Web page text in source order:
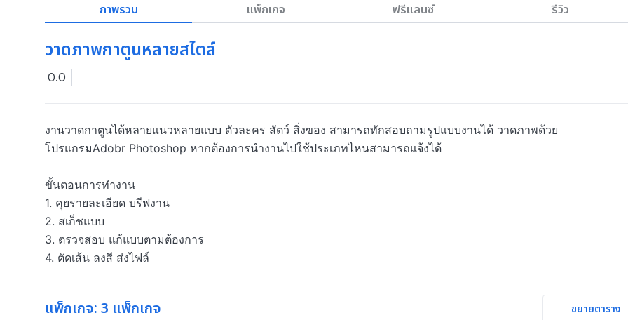
ภาพรวม แพ็กเกจ ฟรีแลนซ์ รีวิว
วาดภาพกาตูนหลายสไตล์
0.0
งานวาดกาตูนได้หลายแนวหลายแบบ ตัวละคร สัตว์ สิ่งของ สามารถทักสอบถามรูปแบบงานได้ วาดภาพด้วย
โปรแกรมAdobr Photoshop หากต้องการนำงานไปใช้ประเภทไหนสามารถแจ้งได้
ขั้นตอนการทำงาน
1. คุยรายละเอียด บรีฟงาน
2. สเก็ชแบบ
3. ตรวจสอบ แก้แบบตามต้องการ
4. ตัดเส้น ลงสี ส่งไฟล์
แพ็กเกจ: 3 แพ็กเกจ ขยายตาราง